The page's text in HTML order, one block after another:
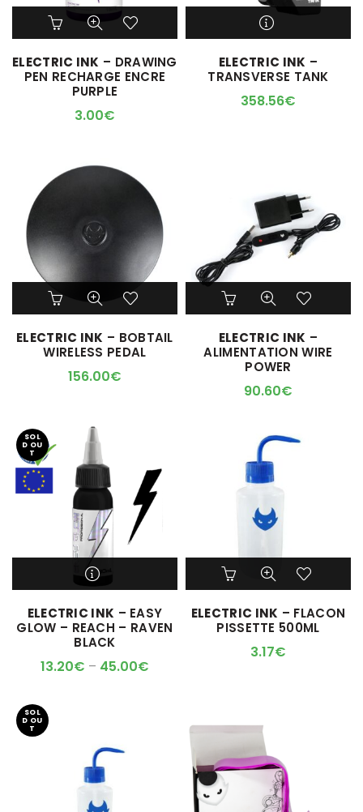
ELECTRIC INK – DRAWING
PEN RECHARGE ENCRE
PURPLE
3.00€
M'ALERTER QUAND
L'ARTICLE SERA DISPO !
ELECTRIC INK –
TRANSVERSE TANK
358.56€
ELECTRIC INK – BOBTAIL
WIRELESS PEDAL
156.00€
ELECTRIC INK –
ALIMENTATION WIRE
POWER
90.60€
SOL
D OU
T
produit
plusieurs
variations.
Les
options
la
produit
M'ALERTER QUAND
L'ARTICLE SERA DISPO !
ELECTRIC INK – EASY
GLOW – REACH – RAVEN
BLACK
13.20€ – 45.00€
ELECTRIC INK – FLACON
PISSETTE 500ML
3.17€
SOL
D OU
T